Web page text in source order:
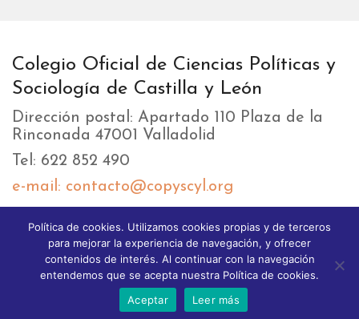
Colegio Oficial de Ciencias Políticas y
Sociología de Castilla y León
Dirección postal: Apartado 110 Plaza de la
Rinconada 47001 Valladolid
Tel: 622 852 490
e-mail: contacto@copyscyl.org
LIKEBOX
© 2025 Copyright GoodStart theme. All Rights reserved.
Política de cookies. Utilizamos cookies propias y de terceros
para mejorar la experiencia de navegación, y ofrecer
contenidos de interés. Al continuar con la navegación
entendemos que se acepta nuestra Política de cookies.
Aceptar
Leer más